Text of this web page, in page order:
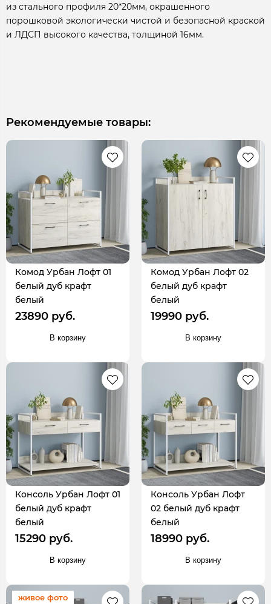
из стального профиля 20*20мм, окрашенного
порошковой экологически чистой и безопасной краской
и ЛДСП высокого качества, толщиной 16мм.
Рекомендуемые товары:
Комод Урбан Лофт 01
белый дуб крафт
белый
23890 руб.
В корзину
Комод Урбан Лофт 02
белый дуб крафт
белый
19990 руб.
В корзину
Консоль Урбан Лофт 01
белый дуб крафт
белый
15290 руб.
В корзину
Консоль Урбан Лофт
02 белый дуб крафт
белый
18990 руб.
В корзину
живое фото